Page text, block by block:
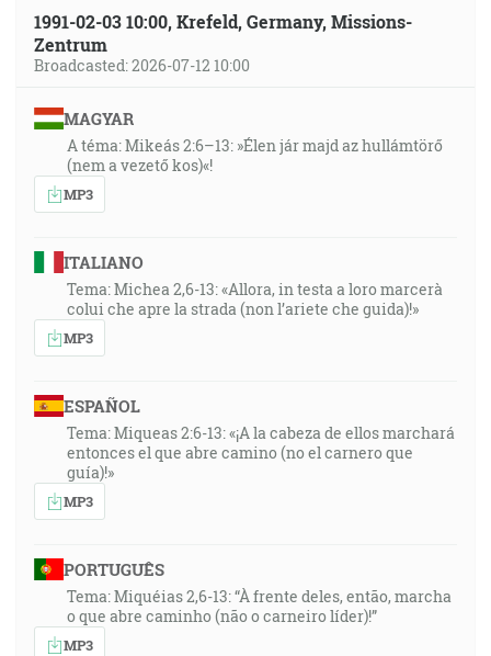
1991-02-03 10:00, Krefeld, Germany, Missions-
Zentrum
Broadcasted: 2026-07-12 10:00
MAGYAR
A téma: Mikeás 2:6–13: »Élen jár majd az hullámtörő
(nem a vezető kos)«!
MP3
ITALIANO
Tema: Michea 2,6-13: «Allora, in testa a loro marcerà
colui che apre la strada (non l’ariete che guida)!»
MP3
ESPAÑOL
Tema: Miqueas 2:6-13: «¡A la cabeza de ellos marchará
entonces el que abre camino (no el carnero que
guía)!»
MP3
PORTUGUÊS
Tema: Miquéias 2,6-13: “À frente deles, então, marcha
o que abre caminho (não o carneiro líder)!”
MP3